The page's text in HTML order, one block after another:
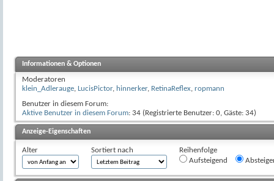
Informationen & Optionen
Moderatoren
klein_Adlerauge, LucisPictor, hinnerker, RetinaReflex, ropmann
Benutzer in diesem Forum:
Aktive Benutzer in diesem Forum: 34 (Registrierte Benutzer: 0, Gäste: 34)
Anzeige-Eigenschaften
Alter Sortiert nach
Reihenfolge
Aufsteigend